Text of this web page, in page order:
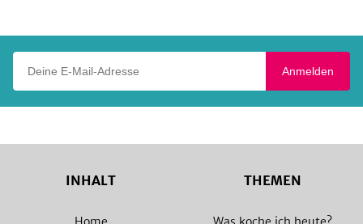
Anmelden
INHALT THEMEN